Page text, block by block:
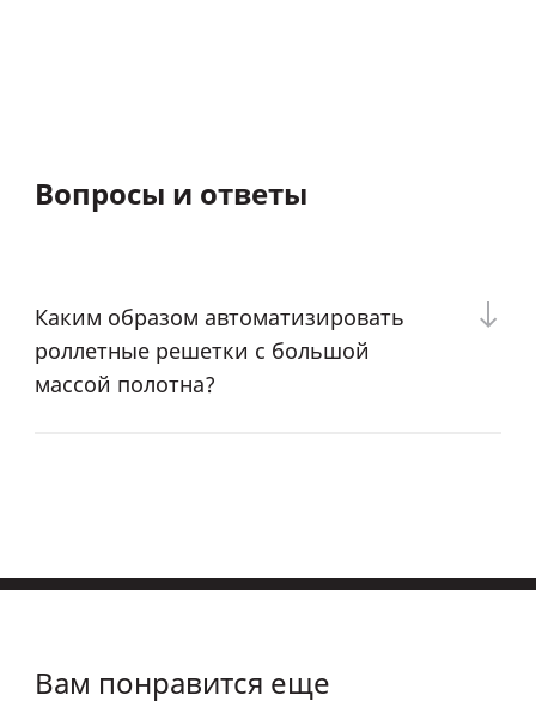
Вопросы и ответы
Каким образом автоматизировать
роллетные решетки с большой
массой полотна?
Вам понравится еще